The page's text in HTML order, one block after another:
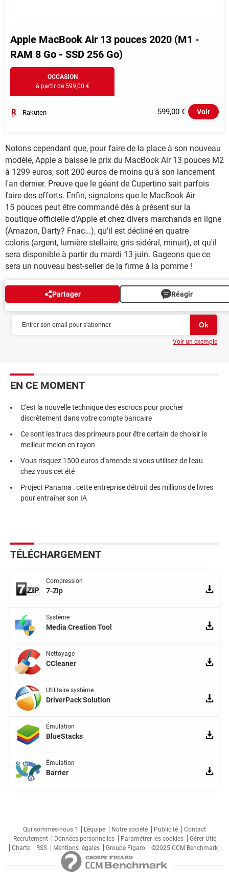
Apple MacBook Air 13 pouces 2020 (M1 -
RAM 8 Go - SSD 256 Go)
OCCASION
à partir de 599,00 €
Rakuten 599,00 € Voir
Notons cependant que, pour faire de la place à son nouveau
modèle, Apple a baissé le prix du MacBook Air 13 pouces M2
à 1299 euros, soit 200 euros de moins qu'à son lancement
l'an dernier. Preuve que le géant de Cupertino sait parfois
faire des efforts. Enfin, signalons que le MacBook Air
15 pouces peut être commandé dès à présent sur la
boutique officielle d'Apple et chez divers marchands en ligne
(Amazon, Darty? Fnac...), qu'il est décliné en quatre
coloris (argent, lumière stellaire, gris sidéral, minuit), et qu'il
sera disponible à partir du mardi 13 juin. Gageons que ce
sera un nouveau best-seller de la firme à la pomme !
Partager Réagir
NEWSLETTER
Voir un exemple
EN CE MOMENT
C'est la nouvelle technique des escrocs pour piocher
discrètement dans votre compte bancaire
Ce sont les trucs des primeurs pour être certain de choisir le
meilleur melon en rayon
Vous risquez 1500 euros d'amende si vous utilisez de l'eau
chez vous cet été
Project Panama : cette entreprise détruit des millions de livres
pour entraîner son IA
TÉLÉCHARGEMENT
Compression
7-Zip
Système
Media Creation Tool
Nettoyage
CCleaner
Utilitaire système
DriverPack Solution
Émulation
BlueStacks
Émulation
Barrier
Qui sommes-nous ? L'équipe Notre société Publicité
Contact
Recrutement
Données personnelles Paramétrer les cookies
Gérer Utiq
Charte
RSS Mentions légales Groupe Figaro ©2025 CCM Benchmark